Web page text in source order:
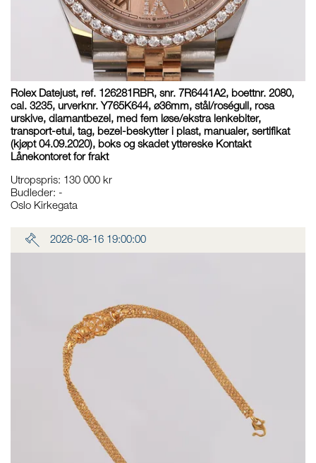
Rolex Datejust, ref. 126281RBR, snr. 7R6441A2, boettnr. 2080,
cal. 3235, urverknr. Y765K644, ø36mm, stål/roségull, rosa
urskive, diamantbezel, med fem løse/ekstra lenkebiter,
transport-etui, tag, bezel-beskytter i plast, manualer, sertifikat
(kjøpt 04.09.2020), boks og skadet yttereske Kontakt
Lånekontoret for frakt
Utropspris: 130 000 kr
Budleder: -
Oslo Kirkegata
2026-08-16 19:00:00